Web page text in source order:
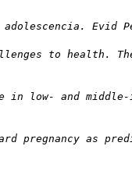
adolescencia. Evid
to health.
in low- and
pregnancy as